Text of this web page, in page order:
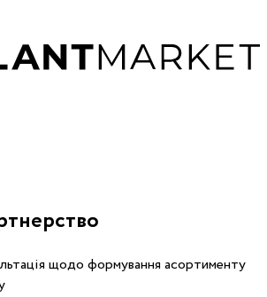
щодо формування асортименту